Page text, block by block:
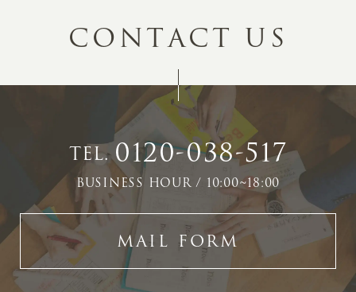
CONTACT US
TEL.0120-038-517
BUSINESS HOUR / 10:00~18:00
MAIL FORM